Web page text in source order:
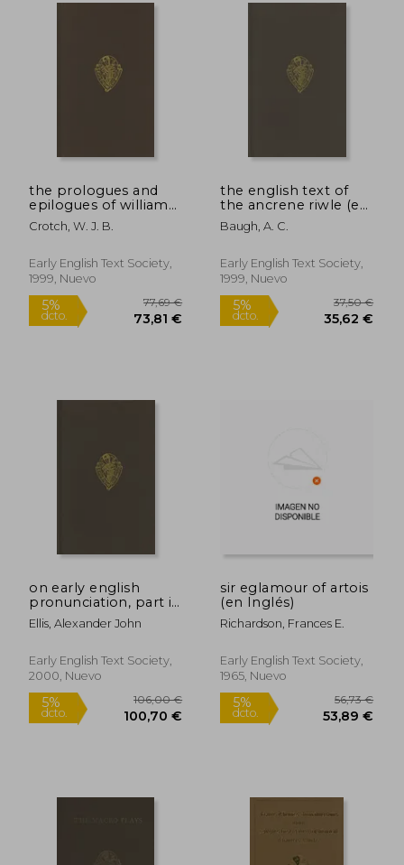
Rápido
the prologues and
epilogues of william
caxton (en Inglés)
Crotch, W. J. B.
Early English Text Society,
1999, Nuevo
the english text of
the ancrene riwle (en
Inglés)
Baugh, A. C.
Early English Text Society,
1999, Nuevo
on early english
pronunciation, part i:
e.s. 2, 7 (en Inglés)
Ellis, Alexander John
Early English Text Society,
2000, Nuevo
sir eglamour of artois
(en Inglés)
Richardson, Frances E.
Early English Text Society,
1965, Nuevo